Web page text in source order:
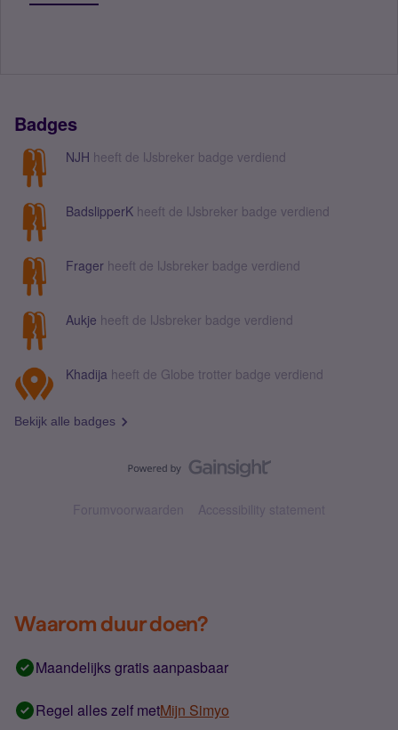
Badges
NJH heeft de IJsbreker badge verdiend
BadslipperK heeft de IJsbreker badge verdiend
Frager heeft de IJsbreker badge verdiend
Aukje heeft de IJsbreker badge verdiend
Khadija heeft de Globe trotter badge verdiend
Bekijk alle badges
Forumvoorwaarden Accessibility statement
Waarom duur doen?
Maandelijks gratis aanpasbaar
Regel alles zelf metMijn Simyo